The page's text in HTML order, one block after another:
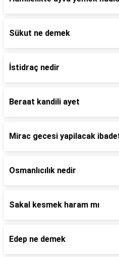
Sükut ne demek
İstidraç nedir
Beraat kandili ayet
Mirac gecesi yapilacak
Osmanlıcılık nedir
Sakal kesmek haram mı
Edep ne demek